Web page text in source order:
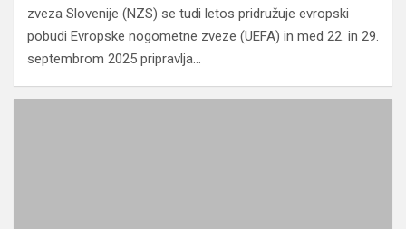
zveza Slovenije (NZS) se tudi letos pridružuje evropski
pobudi Evropske nogometne zveze (UEFA) in med 22. in 29.
septembrom 2025 pripravlja…